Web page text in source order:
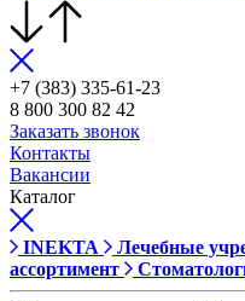
+7 (383) 335-61-23
8 800 300 82 42
Заказать звонок
Контакты
Вакансии
Каталог
INEKTA Лечебные
ассортимент